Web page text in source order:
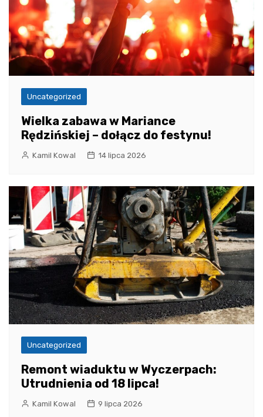
Uncategorized
Wielka zabawa w Mariance
Rędzińskiej – dołącz do festynu!
Kamil Kowal 14 lipca 2026
Uncategorized
Remont wiaduktu w Wyczerpach:
Utrudnienia od 18 lipca!
Kamil Kowal 9 lipca 2026